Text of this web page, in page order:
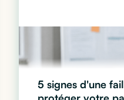
5 signes d'une
protéger votre